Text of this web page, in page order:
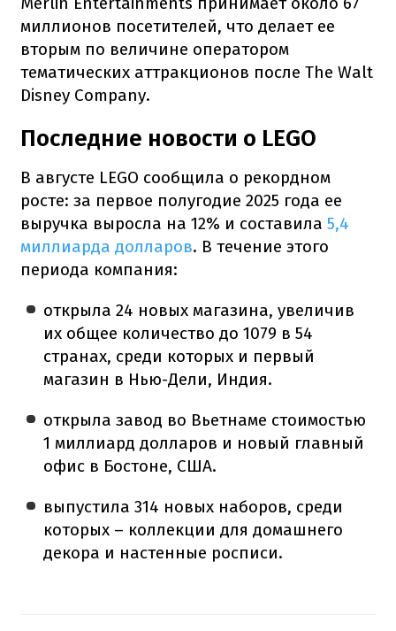
миллионов посетителей, что делает ее
вторым по величине оператором
тематических аттракционов после The Walt
Disney Company.
Последние новости о LEGO
В августе LEGO сообщила о рекордном
росте: за первое полугодие 2025 года ее
выручка выросла на 12% и составила 5,4
миллиарда долларов. В течение этого
периода компания:
открыла 24 новых магазина, увеличив
их общее количество до 1079 в 54
странах, среди которых и первый
магазин в Нью-Дели, Индия.
открыла завод во Вьетнаме стоимостью
1 миллиард долларов и новый главный
офис в Бостоне, США.
выпустила 314 новых наборов, среди
которых – коллекции для домашнего
декора и настенные росписи.